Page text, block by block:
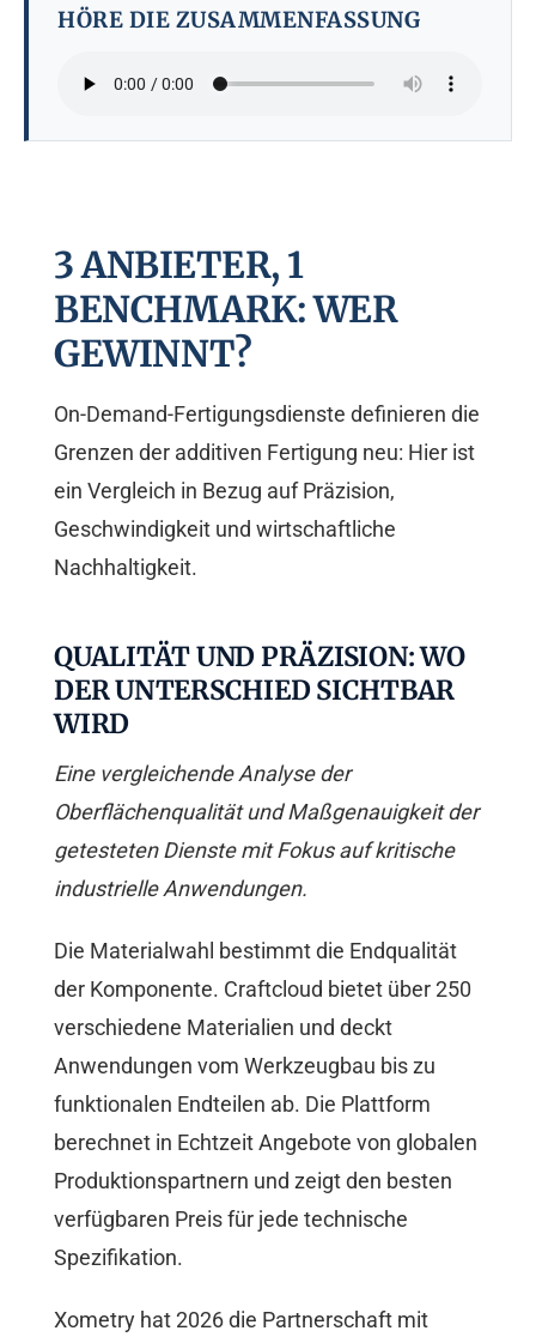
HÖRE DIE ZUSAMMENFASSUNG
3 ANBIETER, 1
BENCHMARK: WER
GEWINNT?
On-Demand-Fertigungsdienste definieren die
Grenzen der additiven Fertigung neu: Hier ist
ein Vergleich in Bezug auf Präzision,
Geschwindigkeit und wirtschaftliche
Nachhaltigkeit.
QUALITÄT UND PRÄZISION: WO
DER UNTERSCHIED SICHTBAR
WIRD
Eine vergleichende Analyse der
Oberflächenqualität und Maßgenauigkeit der
getesteten Dienste mit Fokus auf kritische
industrielle Anwendungen.
Die Materialwahl bestimmt die Endqualität
der Komponente. Craftcloud bietet über 250
verschiedene Materialien und deckt
Anwendungen vom Werkzeugbau bis zu
funktionalen Endteilen ab. Die Plattform
berechnet in Echtzeit Angebote von globalen
Produktionspartnern und zeigt den besten
verfügbaren Preis für jede technische
Spezifikation.
Xometry hat 2026 die Partnerschaft mit